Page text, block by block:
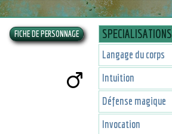
SPECIALISATIONS
Langage du corps
Intuition
Défense magique
Invocation